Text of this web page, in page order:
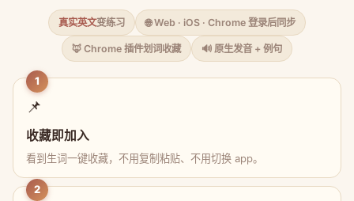
真实英文变练习 🌐 Web · iOS · Chrome 登录后同步
🦊 Chrome 插件划词收藏 🔊 原生发音 + 例句
1
📌
收藏即加入
看到生词一键收藏，不用复制粘贴、不用切换 app。
2